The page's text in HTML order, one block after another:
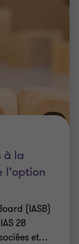
à la
l’option
(IASB)
28
et…